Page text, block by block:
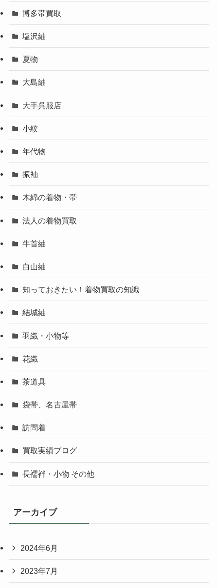
博多帯買取
塩沢紬
夏物
大島紬
大手呉服店
小紋
年代物
振袖
木綿の着物・帯
法人の着物買取
牛首紬
白山紬
知っておきたい！着物買取の知識
結城紬
羽織・小物等
花織
茶道具
袋帯、名古屋帯
訪問着
買取実績ブログ
長襦袢・小物 その他
アーカイブ
2024年6月
2023年7月